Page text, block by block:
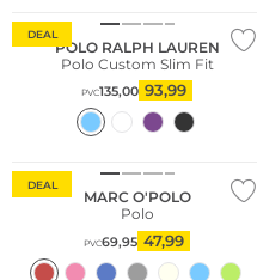
DEAL
POLO RALPH LAUREN
Polo Custom Slim Fit
PVC135,00 93,99
DEAL
Sostenibile
MARC O'POLO
Polo
PVC69,95 47,99